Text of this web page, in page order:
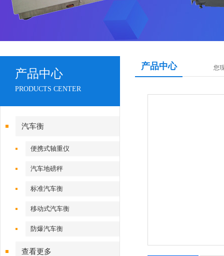
产品中心
PRODUCTS CENTER
汽车衡
便携式轴重仪
汽车地磅秤
标准汽车衡
移动式汽车衡
防爆汽车衡
查看更多
产品中心 您